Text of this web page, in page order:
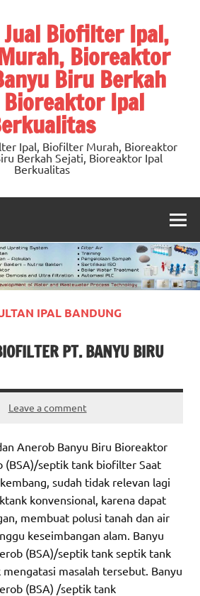
Biofilter Ipal,
Bioreaktor
Biru Berkah
Ipal
Ipal, Biofilter Murah, Bioreaktor
Berkah Sejati, Bioreaktor Ipal
Berkualitas
IPAL BANDUNG
PT. BANYU BIRU
Leave a comment
Anerob Banyu Biru Bioreaktor
(BSA)/septik tank biofilter Saat
sudah tidak relevan lagi
konvensional, karena dapat
membuat polusi tanah dan air
keseimbangan alam. Banyu
(BSA)/septik tank septik tank
masalah tersebut. Banyu
(BSA) /septik tank